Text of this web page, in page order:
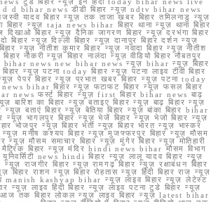
d bihar news डीडी बिहार न्यूज़ ndtv bihar news
यादव बिहार न्यूज़ तक ताजा खबर बिहार तमिलनाडु न्यूज़
बिहार न्यूज़ taja news bihar बिहार थाना न्यूज़ थाना बिहार
दिखाओ बिहार न्यूज़ दैनिक जागरण बिहार न्यूज़ दरभंगा बिहार
बिहार न्यूज़ दिल्ली बिहार न्यूज़ दानापुर बिहार दर्शन न्यूज़
न्यूज़ नीतीश कुमार बिहार न्यूज़ नवादा बिहार न्यूज़ नीतीश
नौकरी न्यूज़ बिहार नालंदा न्यूज़ वीडियो बिहार नौबतपुर
bihar news new bihar news न्यूज़ bihar न्यूज़ बिहार
न्यूज़ पटना today बिहार न्यूज़ पटना लाइव टीवी बिहार
पेपर बिहार न्यूज़ प्रभात खबर बिहार न्यूज़ पटना today
bihar बिहार न्यूज़ फटाफट बिहार न्यूज़ फसल बिहार
फर्स्ट बिहार न्यूज़ first बिहार bihar news बाढ़
बारिश का बिहार न्यूज़ बताइए बिहार न्यूज़ बाढ़ बिहार न्यूज़
न्यूज़ बताएं बिहार न्यूज़ बेतिया बिहार न्यूज़ बांका बिहार bihar
न्यूज़ भागलपुर बिहार न्यूज़ भेजें बिहार न्यूज़ भेजो बिहार न्यूज़
भोजपुर न्यूज़ बिहार भर्ती न्यूज़ बिहार भारत न्यूज़ भास्कर
न्यूज़ मनीष कश्यप बिहार न्यूज़ मुजफ्फरपुर बिहार न्यूज़ मौसम
न्यूज़ मौसम समाचार बिहार न्यूज़ मुंगेर बिहार न्यूज़ मोतिहारी
मैट्रिक बिहार न्यूज़ मंदिर hindi news bihar मौसम विभाग
news hindi बिहार न्यूज़ लालू यादव बिहार न्यूज़
न्यूज़ राजगीर बिहार न्यूज़ रामगढ़ बिहार न्यूज़ रक्षाबंधन बिहार
बिहार राशन न्यूज़ बिहार रोहतास न्यूज़ हिंदी बिहार राज न्यूज़
kashyap bihar न्यूज़ लाइव बिहार न्यूज़ लेटेस्ट
न्यूज़ लाइव हिंदी बिहार न्यूज़ लाइव पटना टुडे बिहार न्यूज़
आज तक बिहार लोकल न्यूज़ लाइव बिहार न्यूज़ latest bihar